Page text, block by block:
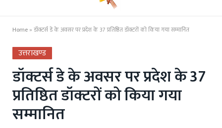
Home » डॉक्टर्स डे के अवसर पर प्रदेश के 37 प्रतिष्ठित डॉक्टरों को किया गया सम्मानित
उत्तराखण्ड
डॉक्टर्स डे के अवसर पर प्रदेश के 37
प्रतिष्ठित डॉक्टरों को किया गया
सम्मानित